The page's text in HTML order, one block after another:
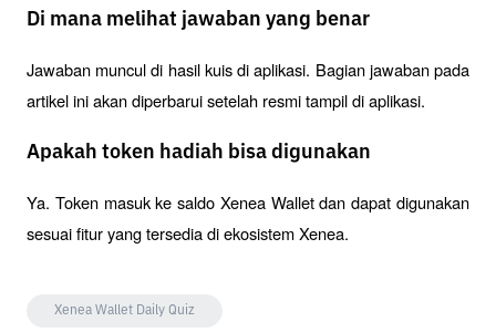
Di mana melihat jawaban yang benar
Jawaban muncul di hasil kuis di aplikasi. Bagian jawaban pada
artikel ini akan diperbarui setelah resmi tampil di aplikasi.
Apakah token hadiah bisa digunakan
Ya. Token masuk ke saldo Xenea Wallet dan dapat digunakan
sesuai fitur yang tersedia di ekosistem Xenea.
Xenea Wallet Daily Quiz